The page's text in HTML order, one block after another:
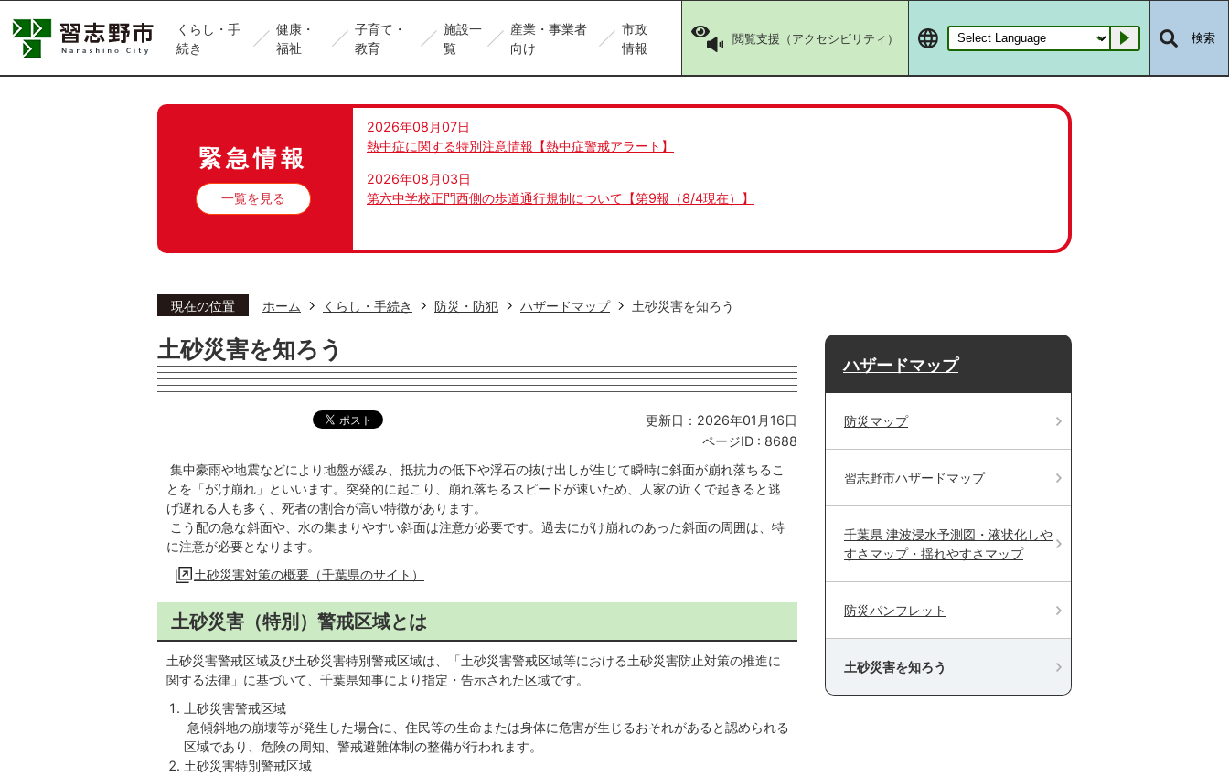
くらし・手
続き
健康・
福祉
子育て・
教育
施設一
覧
産業・事業者
向け
市政
情報
閲覧支援（アクセシビリティ） Go 検索
緊急情報
一覧を見る
2026年08月07日
熱中症に関する特別注意情報【熱中症警戒アラート】
2026年08月03日
第六中学校正門西側の歩道通行規制について【第9報（8/4現在）】
現在の位置 ホーム くらし・手続き 防災・防犯 ハザードマップ 土砂災害を知ろう
土砂災害を知ろう
更新日：2026年01月16日
ページID : 8688
集中豪雨や地震などにより地盤が緩み、抵抗力の低下や浮石の抜け出しが生じて瞬時に斜面が崩れ落ちるこ
とを「がけ崩れ」といいます。突発的に起こり、崩れ落ちるスピードが速いため、人家の近くで起きると逃
げ遅れる人も多く、死者の割合が高い特徴があります。
こう配の急な斜面や、水の集まりやすい斜面は注意が必要です。過去にがけ崩れのあった斜面の周囲は、特
に注意が必要となります。
土砂災害対策の概要（千葉県のサイト）
土砂災害（特別）警戒区域とは
土砂災害警戒区域及び土砂災害特別警戒区域は、「土砂災害警戒区域等における土砂災害防止対策の推進に
関する法律」に基づいて、千葉県知事により指定・告示された区域です。
土砂災害警戒区域
急傾斜地の崩壊等が発生した場合に、住民等の生命または身体に危害が生じるおそれがあると認められる
区域であり、危険の周知、警戒避難体制の整備が行われます。
土砂災害特別警戒区域
ハザードマップ
防災マップ
習志野市ハザードマップ
千葉県 津波浸水予測図・液状化しや
すさマップ・揺れやすさマップ
防災パンフレット
土砂災害を知ろう